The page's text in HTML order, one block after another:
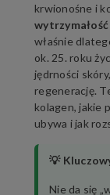
krwionośne i
wytrzymałość
właśnie
ok. 25. roku
jędrności
regenerację.
kolagen, jakie
ubywa i jak
💡
Nie da się